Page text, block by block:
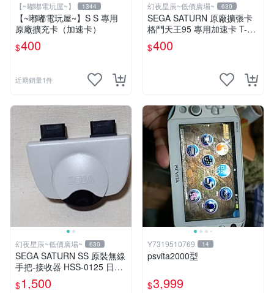
【~嘟嘟電玩屋~】 1344
【~嘟嘟電玩屋~】S S 專用
原廠擴充卡（加速卡）
$400
近期銷量1件
幻夜星辰~低價廣場~ 630
SEGA SATURN 原廠擴張卡
格鬥天王95 專用加速卡 T-31
01G JAPAN BB0181
$400
幻夜星辰~低價廣場~ 630
SEGA SATURN SS 原裝無線
手把-接收器 HSS-0125 日本
製 BB0149
$1,500
Y7319510769 14
psvita2000型
$3,999